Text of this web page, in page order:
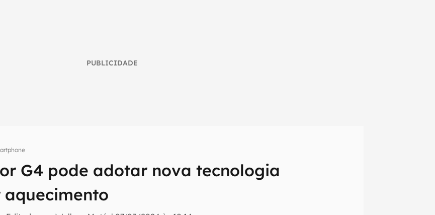
PUBLICIDADE
G4 pode adotar nova tecnologia
inteligente do mundo tech!
Canaltech e receba notícias e reviews sobre tecnologia em primeira